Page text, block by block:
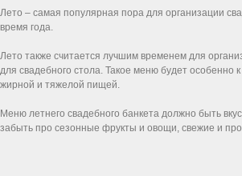
Лето – самая популярная пора для организации
время года.
Лето также считается лучшим временем для
для свадебного стола. Такое меню будет особенно
жирной и тяжелой пищей.
Меню летнего свадебного банкета должно быть
забыть про сезонные фрукты и овощи, свежие и